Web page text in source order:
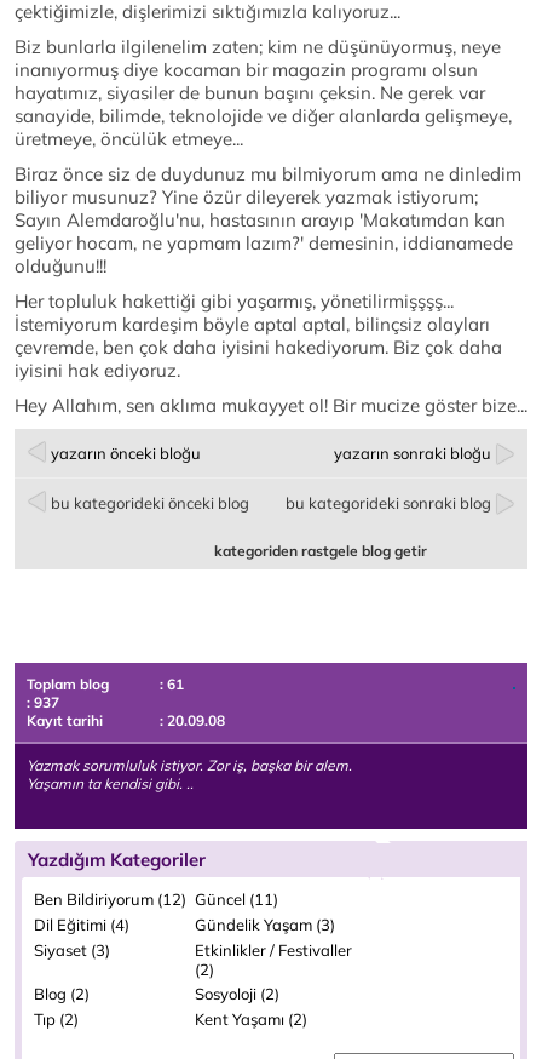
çektiğimizle, dişlerimizi sıktığımızla kalıyoruz...
Biz bunlarla ilgilenelim zaten; kim ne düşünüyormuş, neye
inanıyormuş diye kocaman bir magazin programı olsun
hayatımız, siyasiler de bunun başını çeksin. Ne gerek var
sanayide, bilimde, teknolojide ve diğer alanlarda gelişmeye,
üretmeye, öncülük etmeye...
Biraz önce siz de duydunuz mu bilmiyorum ama ne dinledim
biliyor musunuz? Yine özür dileyerek yazmak istiyorum;
Sayın Alemdaroğlu'nu, hastasının arayıp 'Makatımdan kan
geliyor hocam, ne yapmam lazım?' demesinin, iddianamede
olduğunu!!!
Her topluluk hakettiği gibi yaşarmış, yönetilirmişşşş...
İstemiyorum kardeşim böyle aptal aptal, bilinçsiz olayları
çevremde, ben çok daha iyisini hakediyorum. Biz çok daha
iyisini hak ediyoruz.
Hey Allahım, sen aklıma mukayyet ol! Bir mucize göster bize...
yazarın önceki bloğu yazarın sonraki bloğu
bu kategorideki önceki blog bu kategorideki sonraki blog
kategoriden rastgele blog getir
Toplam blog
: 61
: 937
Kayıt tarihi
: 20.09.08
Yazmak sorumluluk istiyor. Zor iş, başka bir alem.
Yaşamın ta kendisi gibi. ..
Yazdığım Kategoriler
Ben Bildiriyorum (12) Güncel (11)
Dil Eğitimi (4)
Gündelik Yaşam (3)
Siyaset (3)
Etkinlikler / Festivaller
(2)
Blog (2)
Sosyoloji (2)
Tıp (2)
Kent Yaşamı (2)